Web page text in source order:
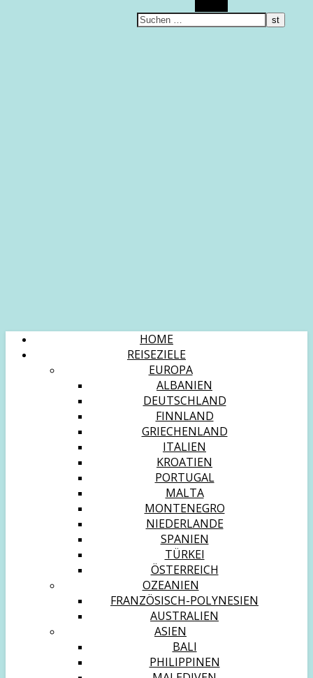
HOME
REISEZIELE
EUROPA
ALBANIEN
DEUTSCHLAND
FINNLAND
GRIECHENLAND
ITALIEN
KROATIEN
PORTUGAL
MALTA
MONTENEGRO
NIEDERLANDE
SPANIEN
TÜRKEI
ÖSTERREICH
OZEANIEN
FRANZÖSISCH-POLYNESIEN
AUSTRALIEN
ASIEN
BALI
PHILIPPINEN